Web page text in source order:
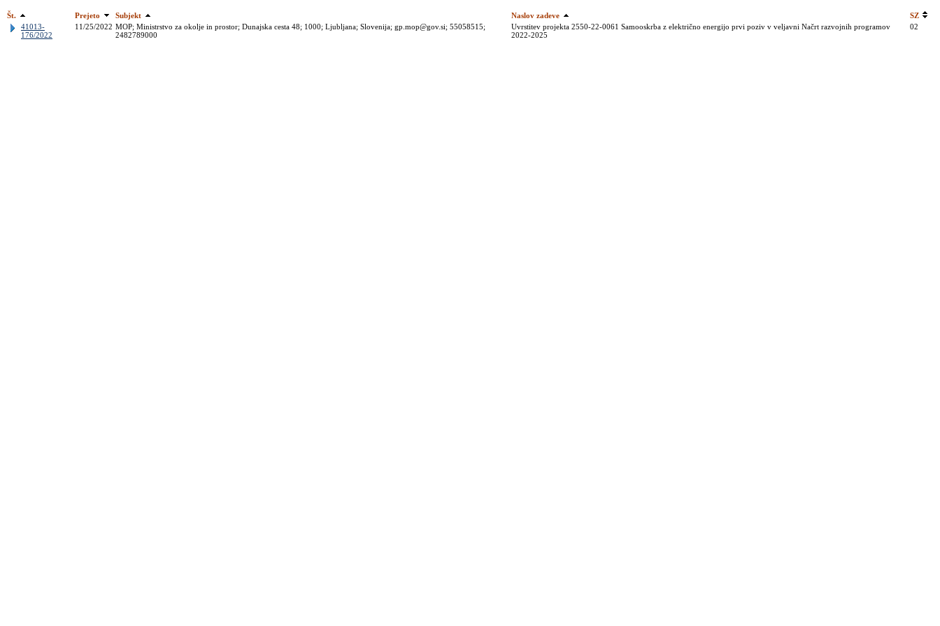
Št. Prejeto Subjekt Naslov zadeve
SZ
41013-
176/2022
11/25/2022 MOP; Ministrstvo za okolje in prostor; Dunajska cesta 48; 1000; Ljubljana; Slovenija; gp.mop@gov.si; 55058515;
2482789000
Uvrstitev projekta 2550-22-0061 Samooskrba z električno energijo prvi poziv v veljavni Načrt razvojnih programov
2022-2025
02